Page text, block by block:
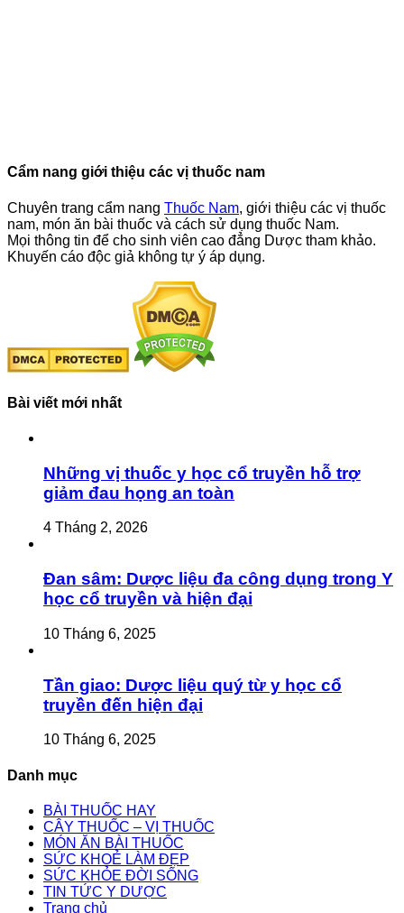
Cẩm nang giới thiệu các vị thuốc nam
Chuyên trang cẩm nang Thuốc Nam, giới thiệu các vị thuốc
nam, món ăn bài thuốc và cách sử dụng thuốc Nam.
Mọi thông tin để cho sinh viên cao đẳng Dược tham khảo.
Khuyến cáo độc giả không tự ý áp dụng.
Bài viết mới nhất
Những vị thuốc y học cổ truyền hỗ trợ
giảm đau họng an toàn
4 Tháng 2, 2026
Đan sâm: Dược liệu đa công dụng trong Y
học cổ truyền và hiện đại
10 Tháng 6, 2025
Tần giao: Dược liệu quý từ y học cổ
truyền đến hiện đại
10 Tháng 6, 2025
Danh mục
BÀI THUỐC HAY
CÂY THUỐC – VỊ THUỐC
MÓN ĂN BÀI THUỐC
SỨC KHOẺ LÀM ĐẸP
SỨC KHỎE ĐỜI SỐNG
TIN TỨC Y DƯỢC
Trang chủ